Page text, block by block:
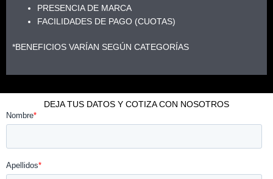
PRESENCIA DE MARCA
FACILIDADES DE PAGO (CUOTAS)
*BENEFICIOS VARÍAN SEGÚN CATEGORÍAS
DEJA TUS DATOS Y COTIZA CON NOSOTROS